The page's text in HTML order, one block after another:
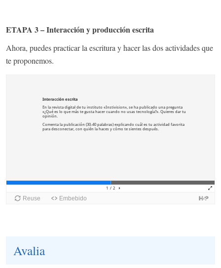
ETAPA 3 – Interacción y producción escrita
Ahora, puedes practicar la escritura y hacer las dos actividades que
te proponemos.
Avalia